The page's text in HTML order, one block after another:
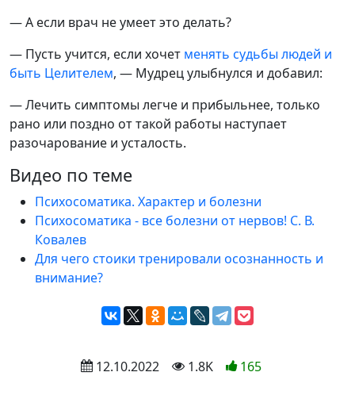
— А если врач не умеет это делать?
— Пусть учится, если хочет менять судьбы людей и
быть Целителем, — Мудрец улыбнулся и добавил:
— Лечить симптомы легче и прибыльнее, только
рано или поздно от такой работы наступает
разочарование и усталость.
Видео по теме
Психосоматика. Характер и болезни
Психосоматика - все болезни от нервов! С. В.
Ковалев
Для чего стоики тренировали осознанность и
внимание?
12.10.2022 1.8K 165